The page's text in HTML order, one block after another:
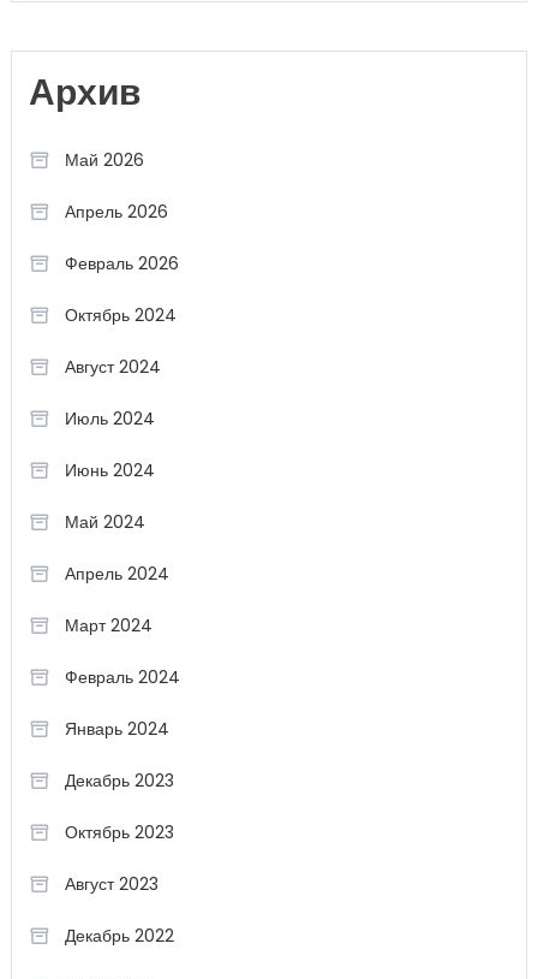
Архив
Май 2026
Апрель 2026
Февраль 2026
Октябрь 2024
Август 2024
Июль 2024
Июнь 2024
Май 2024
Апрель 2024
Март 2024
Февраль 2024
Январь 2024
Декабрь 2023
Октябрь 2023
Август 2023
Декабрь 2022